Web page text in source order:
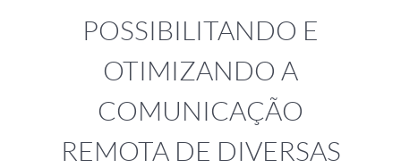
POSSIBILITANDO E
OTIMIZANDO A
COMUNICAÇÃO
REMOTA DE DIVERSAS